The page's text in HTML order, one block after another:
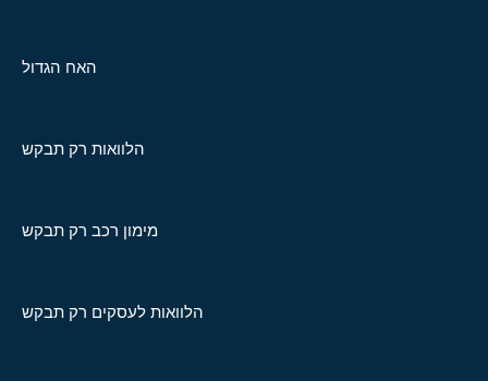
האח הגדול
הלוואות רק תבקש
מימון רכב רק תבקש
הלוואות לעסקים רק תבקש